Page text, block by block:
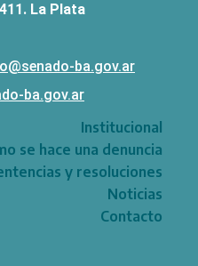
La Plata
ba.gov.ar
ba.gov.ar
Institucional
se hace una denuncia
y resoluciones
Noticias
Contacto